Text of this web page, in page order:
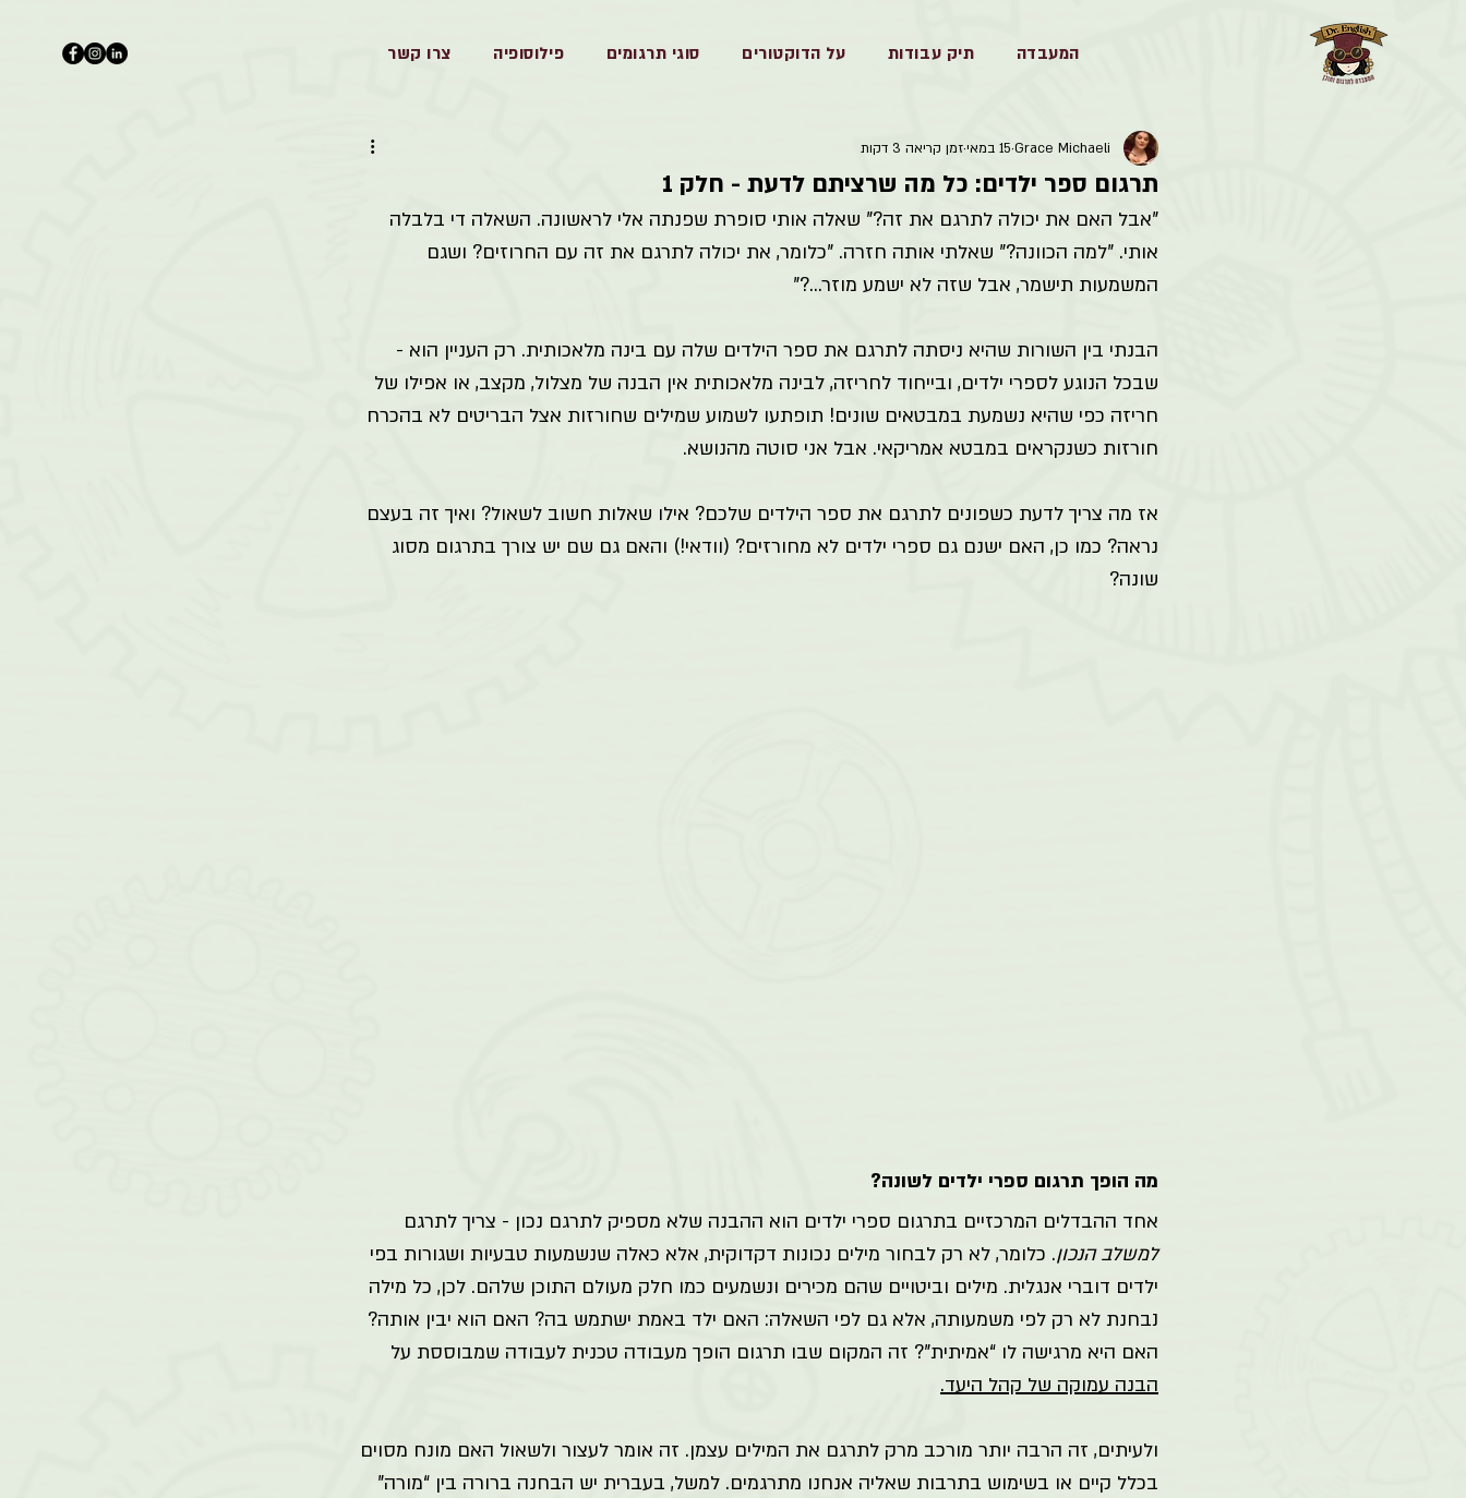
המעבדה תיק עבודות על הדוקטורים סוגי תרגומים פילוסופיה צרו קשר
תרגום ספר ילדים: כל מה שרציתם לדעת - חלק 1
Grace Michaeli 15 במאי זמן קריאה 3 דקות
"אבל האם את יכולה לתרגם את זה?" שאלה אותי סופרת שפנתה אלי לראשונה. השאלה די בלבלה
אותי. "למה הכוונה?" שאלתי אותה חזרה. "כלומר, את יכולה לתרגם את זה עם החרוזים? ושגם
המשמעות תישמר, אבל שזה לא ישמע מוזר…?"
הבנתי בין השורות שהיא ניסתה לתרגם את ספר הילדים שלה עם בינה מלאכותית. רק העניין הוא -
שבכל הנוגע לספרי ילדים, ובייחוד לחריזה, לבינה מלאכותית אין הבנה של מצלול, מקצב, או אפילו של
חריזה כפי שהיא נשמעת במבטאים שונים! תופתעו לשמוע שמילים שחורזות אצל הבריטים לא בהכרח
חורזות כשנקראים במבטא אמריקאי. אבל אני סוטה מהנושא.
אז מה צריך לדעת כשפונים לתרגם את ספר הילדים שלכם? אילו שאלות חשוב לשאול? ואיך זה בעצם
נראה? כמו כן, האם ישנם גם ספרי ילדים לא מחורזים? (וודאי!) והאם גם שם יש צורך בתרגום מסוג
שונה?
מה הופך תרגום ספרי ילדים לשונה?
אחד ההבדלים המרכזיים בתרגום ספרי ילדים הוא ההבנה שלא מספיק לתרגם נכון - צריך לתרגם
למשלב הנכון. כלומר, לא רק לבחור מילים נכונות דקדוקית, אלא כאלה שנשמעות טבעיות ושגורות בפי
ילדים דוברי אנגלית. מילים וביטויים שהם מכירים ונשמעים כמו חלק מעולם התוכן שלהם. לכן, כל מילה
נבחנת לא רק לפי משמעותה, אלא גם לפי השאלה: האם ילד באמת ישתמש בה? האם הוא יבין אותה?
האם היא מרגישה לו “אמיתית”? זה המקום שבו תרגום הופך מעבודה טכנית לעבודה שמבוססת על
הבנה עמוקה של קהל היעד.
ולעיתים, זה הרבה יותר מורכב מרק לתרגם את המילים עצמן. זה אומר לעצור ולשאול האם מונח מסוים
בכלל קיים או בשימוש בתרבות שאליה אנחנו מתרגמים. למשל, בעברית יש הבחנה ברורה בין “מורה”